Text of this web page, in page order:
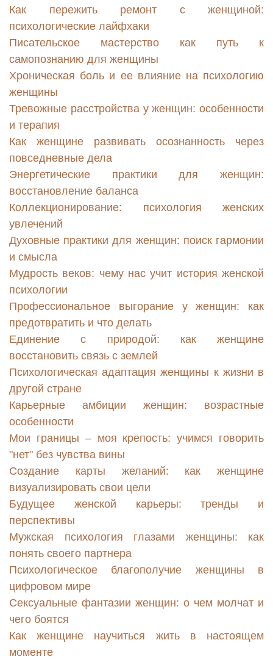
Как пережить ремонт с женщиной:
психологические лайфхаки
Писательское мастерство как путь к
самопознанию для женщины
Хроническая боль и ее влияние на психологию
женщины
Тревожные расстройства у женщин: особенности
и терапия
Как женщине развивать осознанность через
повседневные дела
Энергетические практики для женщин:
восстановление баланса
Коллекционирование: психология женских
увлечений
Духовные практики для женщин: поиск гармонии
и смысла
Мудрость веков: чему нас учит история женской
психологии
Профессиональное выгорание у женщин: как
предотвратить и что делать
Единение с природой: как женщине
восстановить связь с землей
Психологическая адаптация женщины к жизни в
другой стране
Карьерные амбиции женщин: возрастные
особенности
Мои границы – моя крепость: учимся говорить
"нет" без чувства вины
Создание карты желаний: как женщине
визуализировать свои цели
Будущее женской карьеры: тренды и
перспективы
Мужская психология глазами женщины: как
понять своего партнера
Психологическое благополучие женщины в
цифровом мире
Сексуальные фантазии женщин: о чем молчат и
чего боятся
Как женщине научиться жить в настоящем
моменте